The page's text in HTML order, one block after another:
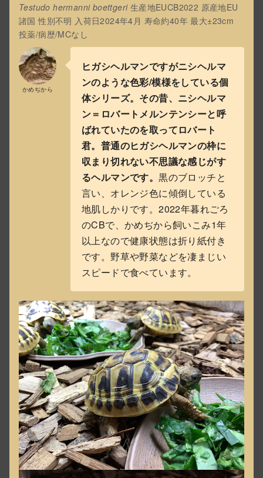
Testudo hermanni boettgeri生産地EUCB2022 原産地EU
諸国 性別不明 入荷日2024年4月 寿命約40年 最大±23cm
投薬/病歴/MCなし
かめぢから
ヒガシヘルマンですがニシヘルマ
ンのような色彩/模様をしている個
体シリーズ。その昔、ニシヘルマ
ン＝ロバートメルンテンシーと呼
ばれていたのを取ってロバート
君。普通のヒガシヘルマンの枠に
収まり切れない不思議な感じがす
るヘルマンです。黒のブロッチと
言い、オレンジ色に傾倒している
地肌しかりです。2022年暮れごろ
のCBで、かめぢから飼いこみ1年
以上なので健康状態は折り紙付き
です。野草や野菜などを凄まじい
スピードで食べています。